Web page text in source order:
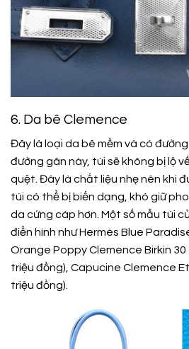
6. Da bê Clemence
Đây là loại da bê mềm và có
đường gân này, túi sẽ không bị lộ
quệt. Đây là chất liệu nhẹ nên khi
túi có thể bị biến dạng, khó giữ
da cứng cáp hơn. Một số mẫu túi
điển hình như Hermès Blue
Orange Poppy Clemence Birkin 30
triệu đồng), Capucine Clemence
triệu đồng).